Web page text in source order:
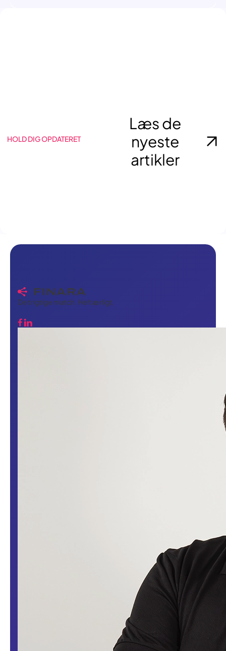
HOLD DIG OPDATERET
Læs de
nyeste
artikler
Det rigtige match. Helt ærligt.